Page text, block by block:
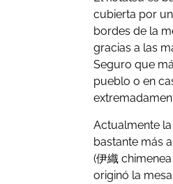
cubierta por
bordes de la
gracias a las
Seguro que
pueblo o en
Actualmente
bastante más
(伊織
originó la